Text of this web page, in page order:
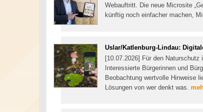
Webauftritt. Die neue Microsite
künftig noch einfacher machen,
Uslar/Katlenburg-Lindau:
[10.07.2026] Für den Naturschutz
Interessierte Bürgerinnen und
Beobachtung wertvolle Hinweise
Lösungen von wer denkt was.